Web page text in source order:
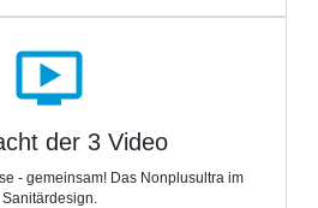
ondemand_video
der 3 Video
- gemeinsam! Das Nonplusultra im
Sanitärdesign.